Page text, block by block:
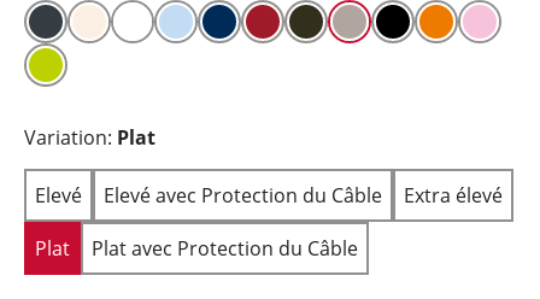
Variation: Plat
Elevé Elevé avec Protection du Câble
Extra élevé
Plat
Plat avec Protection du Câble